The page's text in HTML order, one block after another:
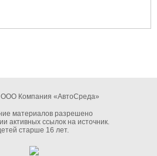
Компания «АвтоСреда»
материалов разрешено
активных ссылок на источник.
старше 16 лет.